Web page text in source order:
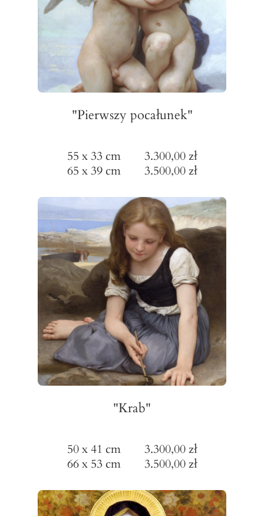
50 x 41 cm 3.300,00 zł
66 x 53 cm 3.500,00 zł
"Krab"
55 x 33 cm 3.300,00 zł
65 x 39 cm 3.500,00 zł
"Pierwszy pocałunek"